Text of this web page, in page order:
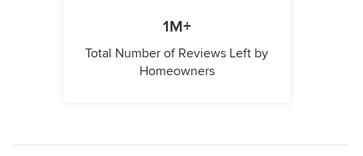
1M+
Total Number of Reviews Left by
Homeowners